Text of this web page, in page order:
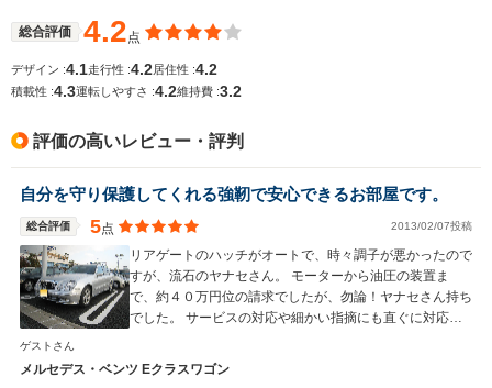
総合評価 4.2 点
デザイン :4.1走行性 :4.2居住性 :4.2
積載性 :4.3運転しやすさ :4.2維持費 :3.2
評価の高いレビュー・評判
自分を守り保護してくれる強靭で安心できるお部屋です。
総合評価 5点 2013/02/07投稿
リアゲートのハッチがオートで、時々調子が悪かったので
すが、流石のヤナセさん。 モーターから油圧の装置ま
で、約４０万円位の請求でしたが、勿論！ヤナセさん持ち
でした。 サービスの対応や細かい指摘にも直ぐに対応し
丹でもいい場所の駐車場に止めさせてくれたり、優越感も
ゲストさん
メルセデス・ベンツ Eクラスワゴン